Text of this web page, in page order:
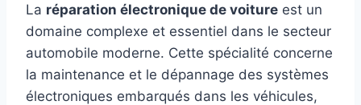
La réparation électronique de voiture est un
domaine complexe et essentiel dans le secteur
automobile moderne. Cette spécialité concerne
la maintenance et le dépannage des systèmes
électroniques embarqués dans les véhicules,